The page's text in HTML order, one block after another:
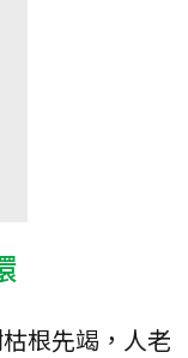
根先竭，人老